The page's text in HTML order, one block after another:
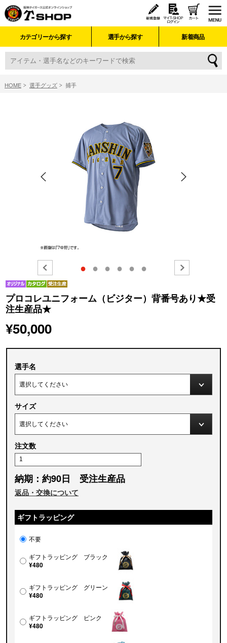
カテゴリーから探す 選手から探す 新着商品
HOME 選手グッズ 捕手
● ● ● ● ● ●
プロコレユニフォーム（ビジター）背番号あり★受
注生産品★
¥50,000
選手名
サイズ
注文数
納期：約90日 受注生産品
返品・交換について
ギフトラッピング
不要
ギフトラッピング ブラック
¥480
ギフトラッピング グリーン
¥480
ギフトラッピング ピンク
¥480